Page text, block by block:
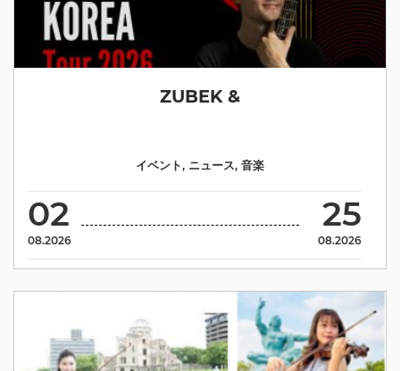
ZUBEK &
02
08.2026
25
08.2026
イベント, ニュース, 音楽